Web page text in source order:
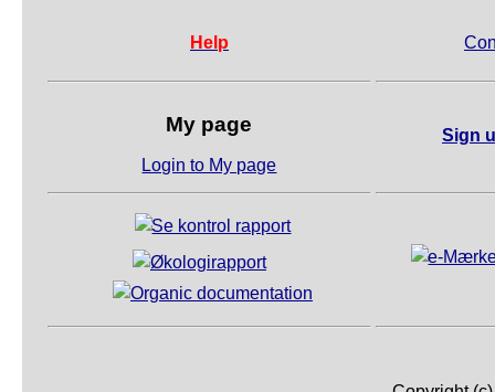
Help
My page
Login to My page
Sign